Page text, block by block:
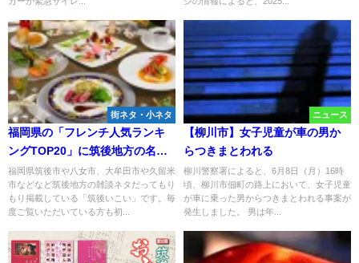
街ネタ・小ネタ
福岡県の「フレンチ人気ランキ
ングTOP20」に筑後地方の名店
がランクインしてる！（2026年4
月）
福岡県筑後市や八女市、大牟田市や久留米
市などなど筑後地方の雑談ネタだってもり
もり掲載している「筑後いこい」です。毎
度ご覧いただいている方も初...
ニュース
【柳川市】女子児童が車の男か
らつきまとわれる
柳川警察署によると、6月8日（月）16時
頃、柳川市佃町の路上において、女子児童
が車に乗った男からつきまとわれる事案が
発生しました。 男は年...